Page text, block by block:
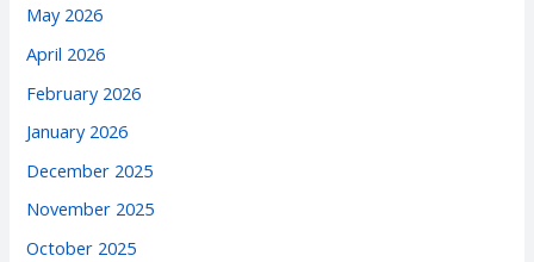
May 2026
April 2026
February 2026
January 2026
December 2025
November 2025
October 2025